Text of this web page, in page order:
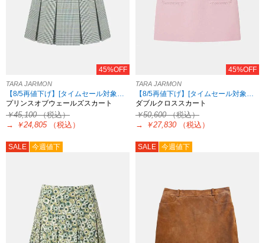
45%OFF
TARA JARMON
【8/5再値下げ】[タイムセール対象！8/18 8:59まで]
プリンスオブウェールズスカート
￥45,100（税込）
→
￥24,805 （税込）
45%OFF
TARA JARMON
【8/5再値下げ】[タイムセール対象！8/18 8:59まで]
ダブルクロススカート
￥50,600（税込）
→
￥27,830 （税込）
SALE 今週値下 SALE 今週値下